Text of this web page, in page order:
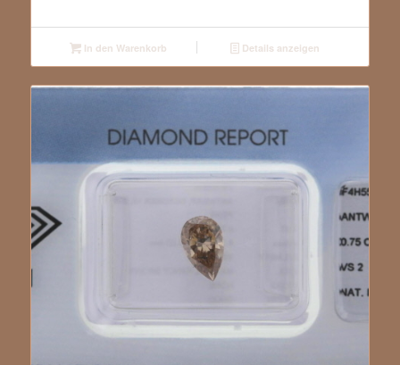
In den Warenkorb Details anzeigen